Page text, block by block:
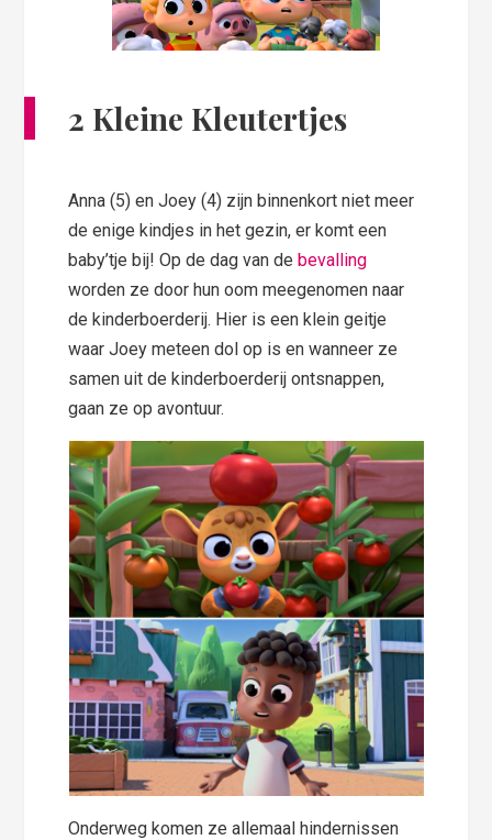
2 Kleine Kleutertjes
Anna (5) en Joey (4) zijn binnenkort niet meer
de enige kindjes in het gezin, er komt een
baby’tje bij! Op de dag van debevalling
worden ze door hun oom meegenomen naar
de kinderboerderij. Hier is een klein geitje
waar Joey meteen dol op is en wanneer ze
samen uit de kinderboerderij ontsnappen,
gaan ze op avontuur.
Onderweg komen ze allemaal hindernissen